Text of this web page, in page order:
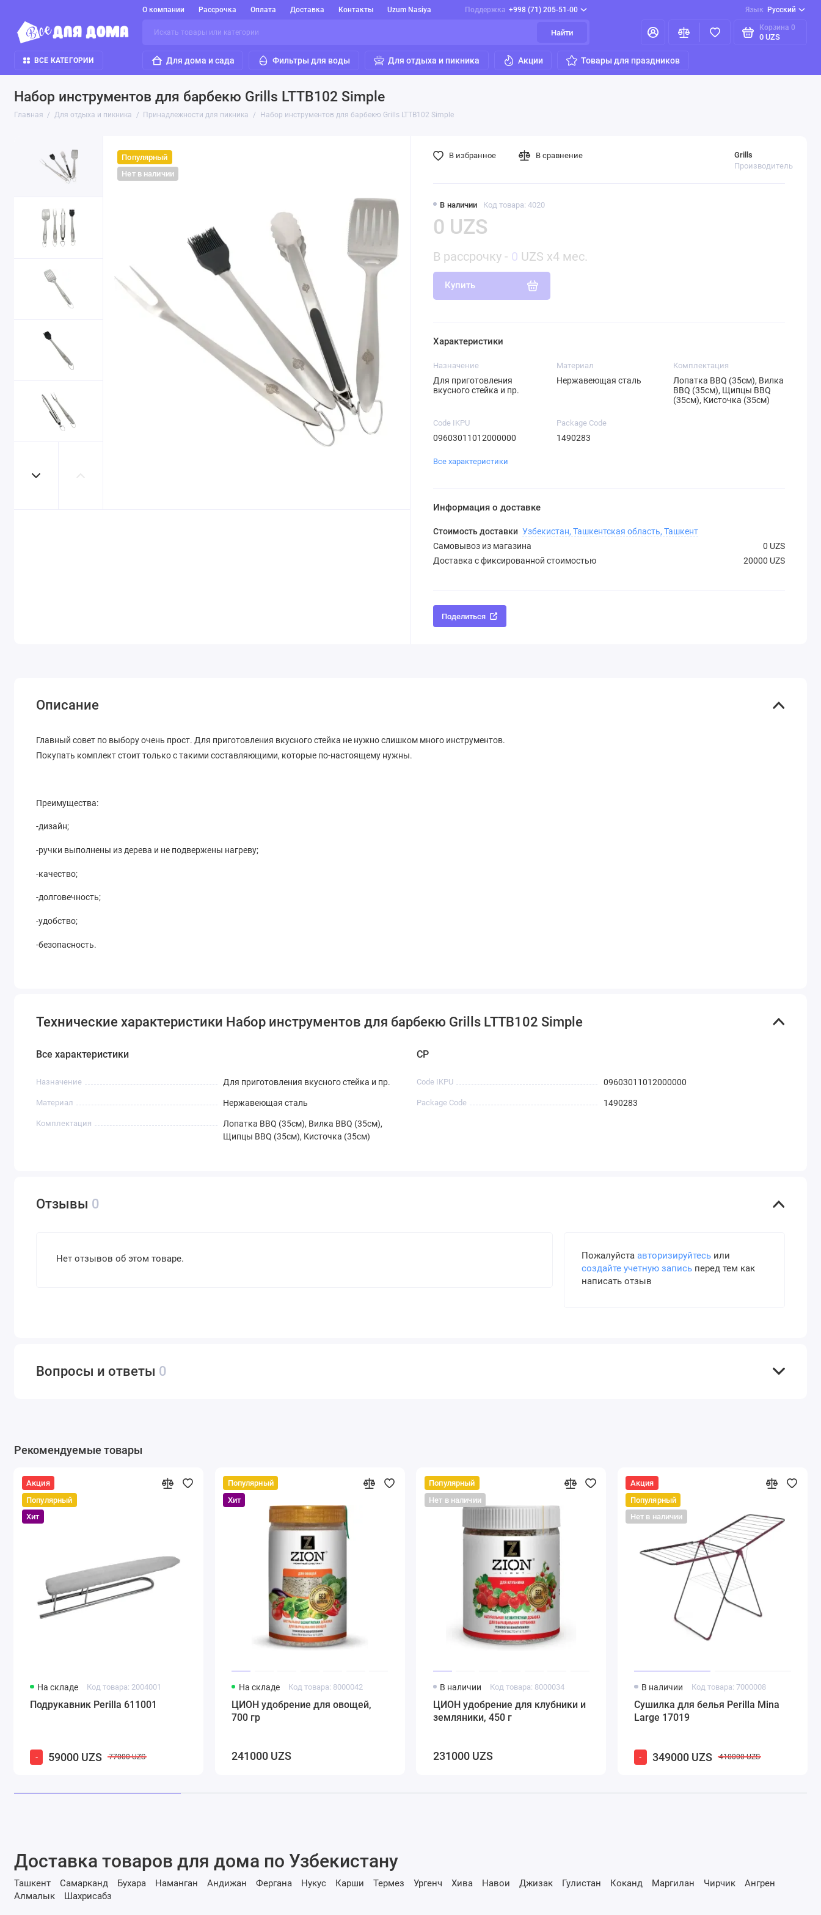
О компании Рассрочка Оплата Доставка Контакты Uzum Nasiya Поддержка +998 (71) 205-51-00 Язык Русский
Найти
Корзина 0
0 UZS
ВСЕ КАТЕГОРИИ Для дома и сада Фильтры для воды Для отдыха и пикника Акции Товары для праздников
Набор инструментов для барбекю Grills LTTB102 Simple
Главная Для отдыха и пикника Принадлежности для пикника Набор инструментов для барбекю Grills LTTB102 Simple
Популярный
Нет в наличии
В наличии Код товара: 4020
Grills
Производитель
0 UZS
В рассрочку - 0 UZS x4 мес.
Купить
В избранное В сравнение
Характеристики
Назначение
Для приготовления
вкусного стейка и пр.
Материал
Нержавеющая сталь
Комплектация
Лопатка BBQ (35см), Вилка
BBQ (35см), Щипцы BBQ
(35см), Кисточка (35см)
Code IKPU
09603011012000000
Package Code
1490283
Все характеристики
Информация о доставке
Стоимость доставки Узбекистан, Ташкентская область, Ташкент
Самовывоз из магазина
0 UZS
Доставка с фиксированной стоимостью
20000 UZS
Поделиться
Описание
Главный совет по выбору очень прост. Для приготовления вкусного стейка не нужно слишком много инструментов.
Покупать комплект стоит только с такими составляющими, которые по-настоящему нужны.
Преимущества:
-дизайн;
-ручки выполнены из дерева и не подвержены нагреву;
-качество;
-долговечность;
-удобство;
-безопасность.
Технические характеристики Набор инструментов для барбекю Grills LTTB102 Simple
Все характеристики
Назначение Для приготовления вкусного стейка и пр.
Материал Нержавеющая сталь
Комплектация
Лопатка BBQ (35см), Вилка BBQ (35см),
Щипцы BBQ (35см), Кисточка (35см)
CP
Code IKPU 09603011012000000
Package Code 1490283
Отзывы 0
Нет отзывов об этом товаре. Пожалуйста авторизируйтесьили
создайте учетную записьперед тем как
написать отзыв
Вопросы и ответы 0
Рекомендуемые товары
Акция
Популярный
Хит
На складе Код товара: 2004001
Подрукавник Perilla 611001
- 59000 UZS 77000 UZS
Популярный
Хит
На складе Код товара: 8000042
ЦИОН удобрение для овощей,
700 гр
241000 UZS
Популярный
Нет в наличии
В наличии Код товара: 8000034
ЦИОН удобрение для клубники и
земляники, 450 г
231000 UZS
Акция
Популярный
Нет в наличии
В наличии Код товара: 7000008
Сушилка для белья Perilla Mina
Large 17019
- 349000 UZS 410000 UZS
Доставка товаров для дома по Узбекистану
Ташкент Самарканд Бухара Наманган Андижан Фергана Нукус Карши Термез Ургенч Хива Навои Джизак Гулистан Коканд Маргилан Чирчик
Ангрен
Алмалык
Шахрисабз